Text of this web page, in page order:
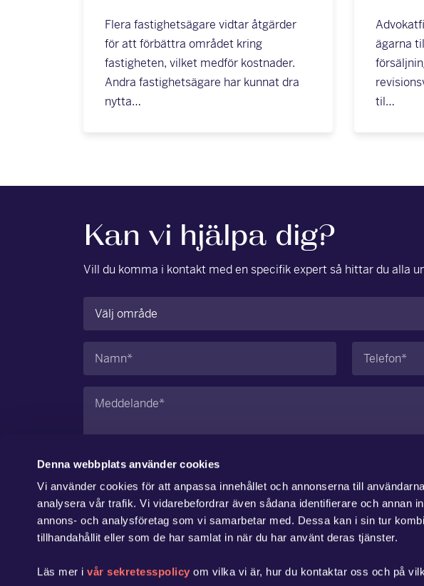
Denna webbplats använder cookies
Vi använder cookies för att anpassa innehållet och annonserna till
analysera vår trafik. Vi vidarebefordrar även sådana identifierare och annan
annons- och analysföretag som vi samarbetar med. Dessa kan i sin tur
tillhandahållit eller som de har samlat in när du har använt deras tjänster.
Läs mer ivår sekretesspolicy om vilka vi är, hur du kontaktar oss och på
Flera fastighetsägare vidtar åtgärder
för att förbättra området kring
fastigheten, vilket medför kostnader.
Andra fastighetsägare har kunnat dra
nytta…
ägarna
til…
Kan vi hjälpa dig?
Vill du komma i kontakt med en specifik expert så hittar du alla
Område (Obligatoriskt)
Namn (Obligatoriskt) Telefon
Meddelande (Obligatoriskt)
Jag godkänner integritetspolicyn .
Skicka